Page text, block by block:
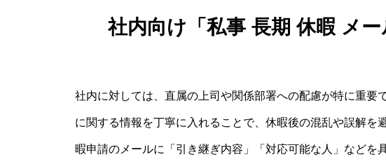
社内向け「私事 長期 休暇 メ
社内に対しては、直属の上司や関係部署への配慮が特に重要
に関する情報を丁寧に入れることで、休暇後の混乱や誤解を
暇申請のメールに「引き継ぎ内容」「対応可能な人」などを